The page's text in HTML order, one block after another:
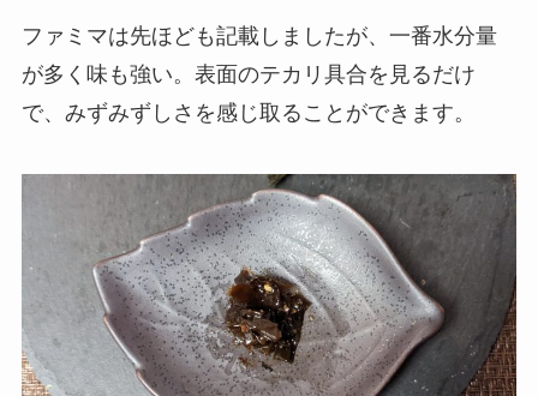
ファミマは先ほども記載しましたが、一番水分量
が多く味も強い。表面のテカリ具合を見るだけ
で、みずみずしさを感じ取ることができます。